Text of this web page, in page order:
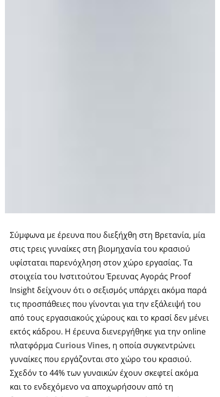
Σύμφωνα με έρευνα που διεξήχθη στη Βρετανία, μία
στις τρεις γυναίκες στη βιομηχανία του κρασιού
υφίσταται παρενόχληση στον χώρο εργασίας. Τα
στοιχεία του Ινστιτούτου Έρευνας Αγοράς Proof
Insight δείχνουν ότι ο σεξισμός υπάρχει ακόμα παρά
τις προσπάθειες που γίνονται για την εξάλειψή του
από τους εργασιακούς χώρους και το κρασί δεν μένει
εκτός κάδρου. Η έρευνα διενεργήθηκε για την online
πλατφόρμα Curious Vines, η οποία συγκεντρώνει
γυναίκες που εργάζονται στο χώρο του κρασιού.
Σχεδόν το 44% των γυναικών έχουν σκεφτεί ακόμα
και το ενδεχόμενο να αποχωρήσουν από τη